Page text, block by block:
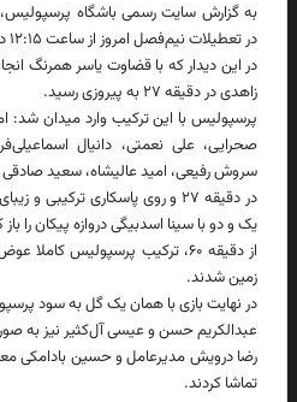
به گزارش سایت رسمی باشگاه پرسپولیس،
در تعطیلات نیم‌فصل امروز از ساعت ۱۲:۱۵ در ورزشگاه شهید کاظمی آغاز شد.
در این دیدار که با قضاوت یاسر همرنگ
زاهدی در دقیقه ۲۷ به پیروزی رسید.
پرسپولیس با این ترکیب وارد میدان شد:
صحرایی، علی نعمتی، دانیال
سروش رفیعی، امید عالیشاه، سعید
در دقیقه ۲۷ و روی پاسکاری
یک و دو با سینا اسدبیگی دروازه پیکان را باز
از دقیقه ۶۰، ترکیب پرسپولیس
زمین شدند.
در نهایت بازی با همان یک گل به سود
عبدالکریم حسن و عیسی آل‌کثیر نیز به
رضا درویش مدیرعامل و حسین بادامکی
تماشا کردند.